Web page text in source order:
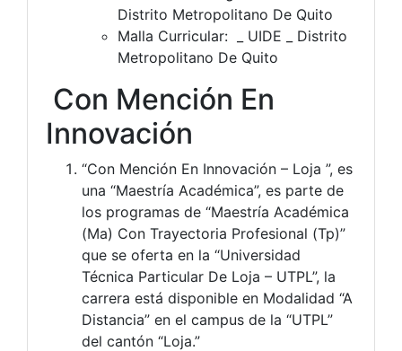
Distrito Metropolitano De Quito
Malla Curricular: _ UIDE _ Distrito
Metropolitano De Quito
Con Mención En
Innovación
“Con Mención En Innovación – Loja ”, es
una “Maestría Académica”, es parte de
los programas de “Maestría Académica
(Ma) Con Trayectoria Profesional (Tp)”
que se oferta en la “Universidad
Técnica Particular De Loja – UTPL”, la
carrera está disponible en Modalidad “A
Distancia” en el campus de la “UTPL”
del cantón “Loja.”